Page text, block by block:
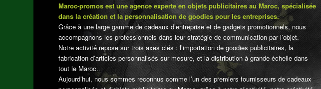
Maroc-promos est une agence experte en objets publicitaires au Maroc, spécialisée
dans la création et la personnalisation de goodies pour les entreprises.
Grâce à une large gamme de cadeaux d’entreprise et de gadgets promotionnels, nous
accompagnons les professionnels dans leur stratégie de communication par l’objet.
Notre activité repose sur trois axes clés : l’importation de goodies publicitaires, la
fabrication d’articles personnalisés sur mesure, et la distribution à grande échelle dans
tout le Maroc.
Aujourd’hui, nous sommes reconnus comme l’un des premiers fournisseurs de cadeaux